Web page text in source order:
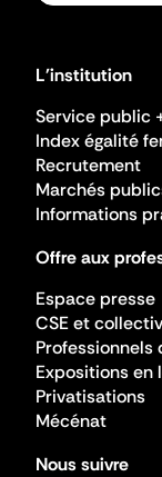
L'institution
Service public
Index égalité
Recrutement
Marchés
Informations
Offre aux
Espace presse
CSE et
Professionnels
Expositions en
Privatisations
Mécénat
Nous suivre